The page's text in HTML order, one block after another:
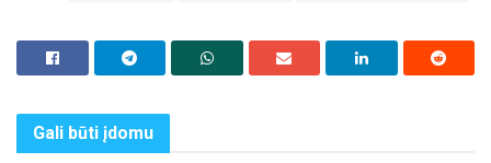
Gali būti įdomu